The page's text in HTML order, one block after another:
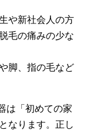
や新社会人の方
毛の痛みの少な
脚、指の毛など
は「初めての家
なります。正し